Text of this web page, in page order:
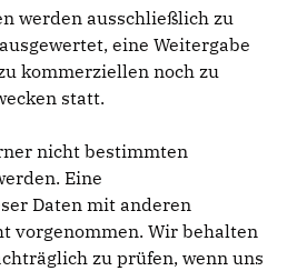
werden ausschließlich zu
eine Weitergabe
kommerziellen noch zu
statt.
nicht bestimmten
Eine
Daten mit anderen
vorgenommen. Wir behalten
zu prüfen, wenn uns